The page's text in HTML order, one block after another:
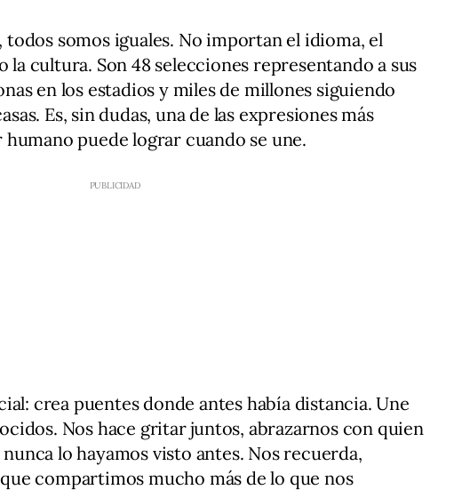
todos somos iguales. No importan el idioma, el
cultura. Son 48 selecciones representando a sus
en los estadios y miles de millones siguiendo
Es, sin dudas, una de las expresiones más
humano puede lograr cuando se une.
crea puentes donde antes había distancia. Une
Nos hace gritar juntos, abrazarnos con quien
lo hayamos visto antes. Nos recuerda,
compartimos mucho más de lo que nos